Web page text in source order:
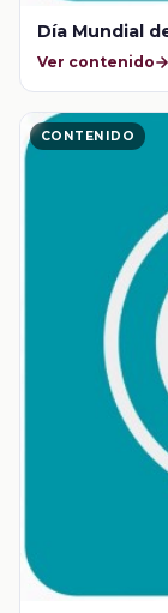
Día Mundial
Ver contenido
CONTENIDO